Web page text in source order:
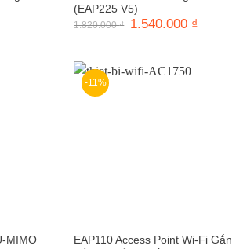
(EAP225 V5)
1.820.000₫
Giá
1.540.000 ₫
MIMO
-11%
EAP110 Access Point Wi-Fi Gắn